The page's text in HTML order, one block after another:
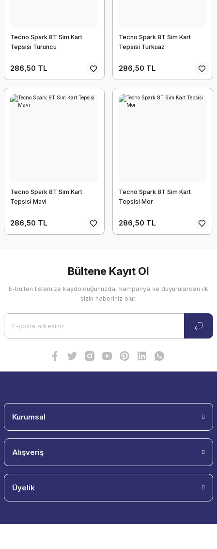
Tecno Spark 8T Sim Kart
Tepsisi Turuncu
286,50 TL
Tecno Spark 8T Sim Kart
Tepsisi Turkuaz
286,50 TL
Tecno Spark 8T Sim Kart
Tepsisi Mavi
286,50 TL
Tecno Spark 8T Sim Kart
Tepsisi Mor
286,50 TL
Bültene Kayıt Ol
E-bülten listemize kaydolduğunuzda, kampanya ve duyurulardan ilk
sizin haberiniz olur.
Kurumsal
Alışveriş
Üyelik